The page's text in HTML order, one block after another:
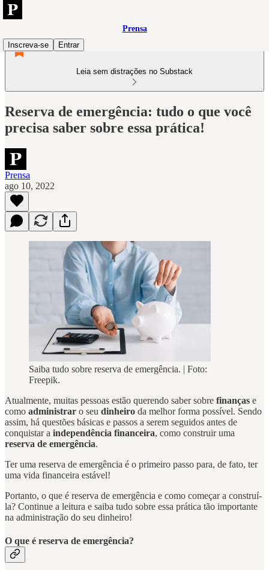
Prensa
Inscreva-se
Entrar
Leia sem distrações no Substack
Reserva de emergência: tudo o que você
precisa saber sobre essa prática!
Prensa
ago 10, 2022
Saiba tudo sobre reserva de emergência. | Foto:
Freepik.
Atualmente, muitas pessoas estão querendo saber sobre finanças e
como administrar o seu dinheiro da melhor forma possível. Sendo
assim, há questões básicas e passos a serem seguidos antes de
conquistar a independência financeira, como construir uma
reserva de emergência.
Ter uma reserva de emergência é o primeiro passo para, de fato, ter
uma vida financeira estável!
Portanto, o que é reserva de emergência e como começar a construí-
la? Continue a leitura e saiba tudo sobre essa prática tão importante
na administração do seu dinheiro!
O que é reserva de emergência?